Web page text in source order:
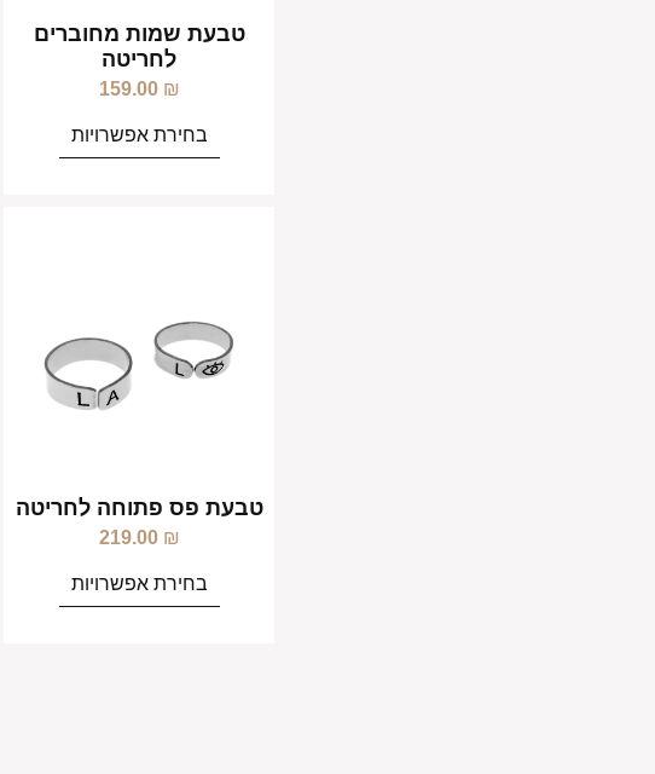
טבעת שמות מחוברים
לחריטה
159.00 ₪
בחירת אפשרויות
טבעת פס פתוחה לחריטה
219.00 ₪
בחירת אפשרויות